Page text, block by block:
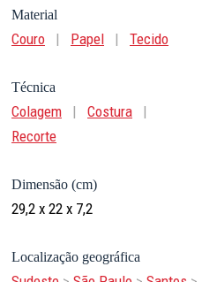
Material
Couro | Papel | Tecido
Técnica
Colagem | Costura
|
Recorte
Dimensão (cm)
29,2 x 22 x 7,2
Localização geográfica